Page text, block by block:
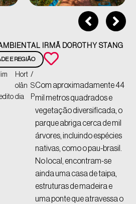
IRMÃ DOROTHY STANG
E REGIÃO
Hort
olân
dia
/
S
P
Com aproximadamente 44
mil metros quadrados e
vegetação diversificada, o
parque abriga cerca de mil
árvores, incluindo espécies
nativas, como o pau-brasil.
No local, encontram-se
ainda uma casa de taipa,
estruturas de madeira e
uma ponte que atravessa o